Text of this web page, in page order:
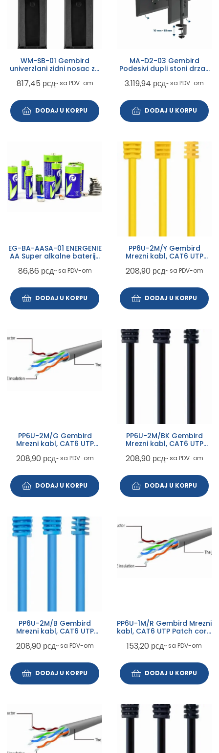
WM-SB-01 Gembird
univerzlani zidni nosac za
max.15kg
817,45 рсд~ sa PDV-om
DODAJ U KORPU
MA-D2-03 Gembird
Podesivi dupli stoni drzac
max.2x9kg
3.119,94 рсд~ sa PDV-om
DODAJ U KORPU
EG-BA-AASA-01 ENERGENIE
AA Super alkalne baterije
86,86 рсд~ sa PDV-om
DODAJ U KORPU
PP6U-2M/Y Gembird
Mrezni kabl, CAT6 UTP
208,90 рсд~ sa PDV-om
DODAJ U KORPU
PP6U-2M/G Gembird
Mrezni kabl, CAT6 UTP
208,90 рсд~ sa PDV-om
DODAJ U KORPU
PP6U-2M/BK Gembird
Mrezni kabl, CAT6 UTP
208,90 рсд~ sa PDV-om
DODAJ U KORPU
PP6U-2M/B Gembird
Mrezni kabl, CAT6 UTP
208,90 рсд~ sa PDV-om
DODAJ U KORPU
PP6U-1M/R Gembird Mrezni
kabl, CAT6 UTP Patch cord
153,20 рсд~ sa PDV-om
DODAJ U KORPU